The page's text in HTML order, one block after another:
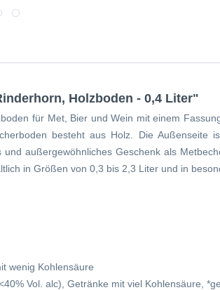
Holzboden - 0,4 Liter"
für Met, Bier und Wein mit einem
besteht aus Holz. Die Außenseite
außergewöhnliches Geschenk als
in Größen von 0,3 bis 2,3 Liter und in
wenig Kohlensäure
Vol. alc), Getränke mit viel Kohlensäure,